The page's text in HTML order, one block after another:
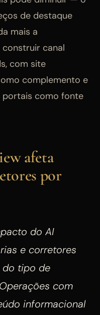
de destaque
mais a
canal
com site
complemento e
portais como fonte
afeta
por
do AI
e corretores
do tipo de
com
informacional